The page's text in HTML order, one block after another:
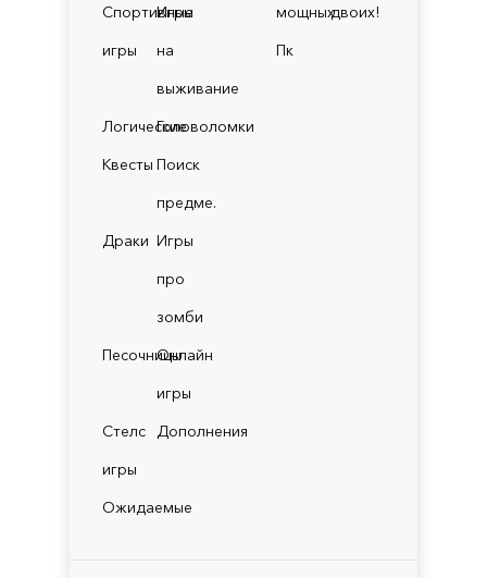
Спортивные
игры
Игры
на
выживание
ЛогическиеГоловоломки
Квесты Поиск
предме.
Драки Игры
про
зомби
ПесочницыОнлайн
игры
Стелс
игры
Дополнения
Ожидаемые
мощных
Пк
двоих!